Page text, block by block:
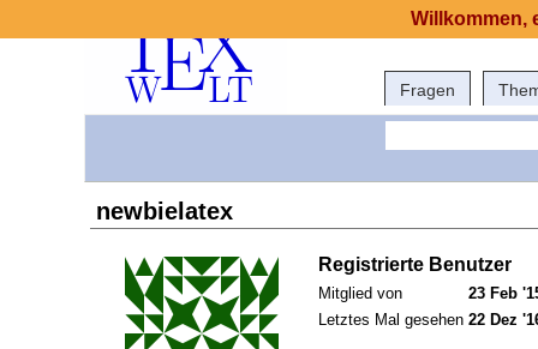
Fragen
newbielatex
Registrierte Benutzer
Mitglied von
23 Feb
Letztes Mal gesehen 22 Dez
Willkommen,